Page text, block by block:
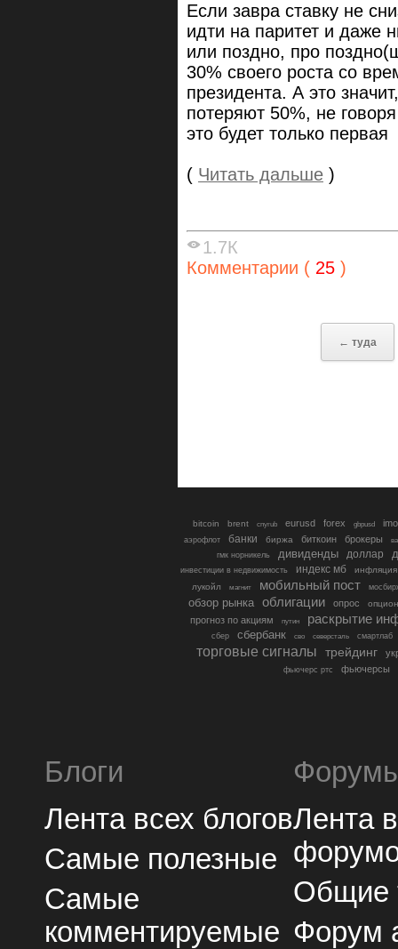
Если завра ставку не
идти на паритет и даже
или поздно, про
30% своего роста со
президента. А это
потеряют 50%, не
это будет только
( Читать дальше )
1.7К
Комментарии ( 25 )
← туда
bitcoin brent cnyrub eurusd forex gbpusd
аэрофлот банки биржа биткоин брокеры
гмк норникель
дивиденды доллар
инвестиции в недвижимость индекс мб
инфляция
лукойл
магнит мобильный пост
обзор рынка облигации опрос
прогноз по акциям путин раскрытие
сбер сбербанк сво северсталь смартлаб
торговые сигналы трейдинг
фьючерс ртс фьючерсы
Блоги
Лента всех блогов
Самые полезные
Самые
комментируемые
Лента
Общие
Форум